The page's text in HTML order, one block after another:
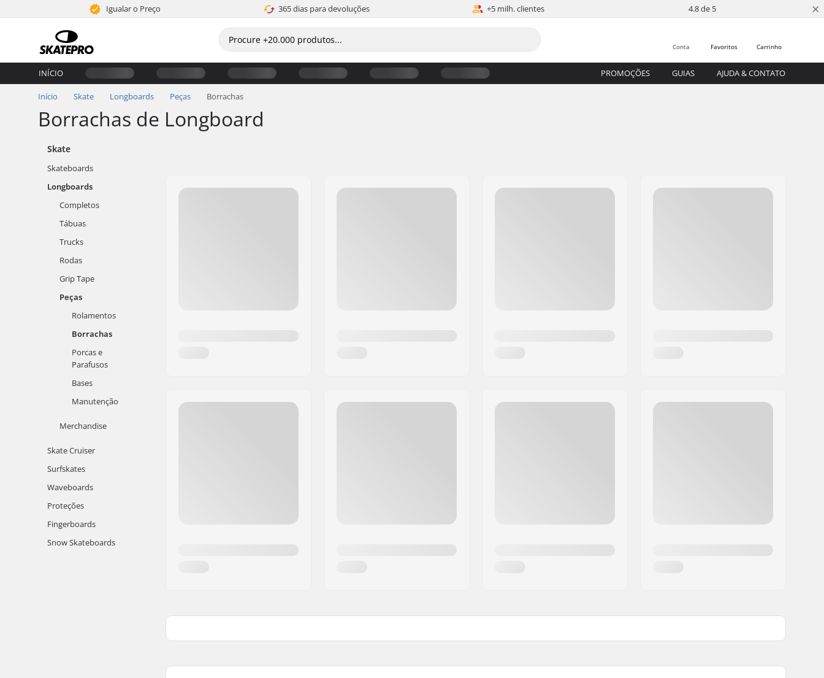
Igualar o Preço 365 dias para devoluções +5 milh. clientes 4.8 de 5 ×
Carrinho
Favoritos
Conta
INÍCIO PROMOÇÕES GUIAS AJUDA & CONTATO
Início Skate Longboards Peças Borrachas
Borrachas de Longboard
Skate
Skateboards
Longboards
Completos
Tábuas
Trucks
Rodas
Grip Tape
Peças
Rolamentos
Borrachas
Porcas e
Parafusos
Bases
Manutenção
Merchandise
Skate Cruiser
Surfskates
Waveboards
Proteções
Fingerboards
Snow Skateboards